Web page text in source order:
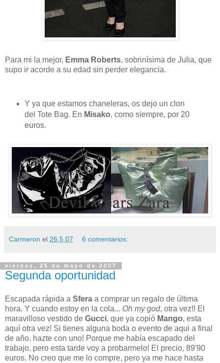
Para mi la mejor, Emma Roberts, sobrinísima de Julia, que
supo ir acorde a su edad sin perder elegancia.
Y ya que estamos chaneleras, os dejo un clon
del Tote Bag. En Misako, como siempre, por 20
euros.
Carmeron el 26.5.07 6 comentarios:
viernes, 25 de mayo de 2007
Segunda oportunidad
Escapada rápida a Sfera a comprar un regalo de última
hora. Y cuando estoy en la cola... Oh my god, otra vez!! El
maravilloso vestido de Gucci, que ya copió Mango, esta
aquí otra vez! Si tienes alguna boda o evento de aqui a final
de año, hazte con uno! Porque me había escapado del
trabajo, pero esta tarde voy a probarmelo! El precio, 89'90
euros. No creo que me lo compre, pero ya me hace hasta